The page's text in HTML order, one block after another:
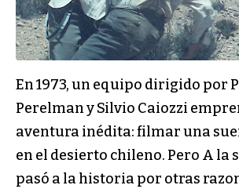
En 1973, un equipo dirigido por
Perelman y Silvio Caiozzi
aventura inédita: filmar una
en el desierto chileno. Pero A la
pasó a la historia por otras